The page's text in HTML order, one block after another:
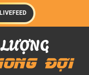
LIVEFEED